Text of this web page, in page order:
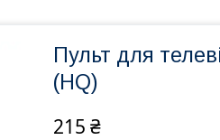
Пульт для
(HQ)
215 ₴